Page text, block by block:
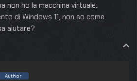
non ho la macchina virtuale..
di Windows 11, non so come
aiutare?
Author